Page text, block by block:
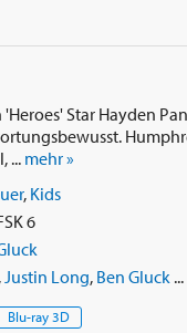
Star Hayden
... mehr »
, Kids
6
Justin Long, Ben Gluck...
Blu-ray 3D